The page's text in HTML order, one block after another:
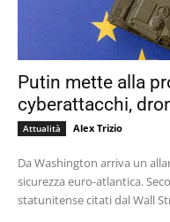
Putin mette alla
cyberattacchi,
Attualità Alex Trizio
Da Washington arriva un
sicurezza euro-atlantica.
statunitense citati dal Wall